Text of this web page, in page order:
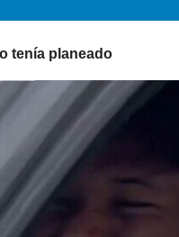
tenía planeado